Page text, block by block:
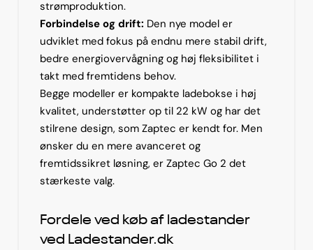
strømproduktion.
Forbindelse og drift: Den nye model er
udviklet med fokus på endnu mere stabil drift,
bedre energiovervågning og høj fleksibilitet i
takt med fremtidens behov.
Begge modeller er kompakte ladebokse i høj
kvalitet, understøtter op til 22 kW og har det
stilrene design, som Zaptec er kendt for. Men
ønsker du en mere avanceret og
fremtidssikret løsning, er Zaptec Go 2 det
stærkeste valg.
Fordele ved køb af ladestander
ved Ladestander.dk